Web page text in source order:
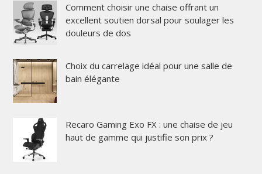
Comment choisir une chaise offrant un
excellent soutien dorsal pour soulager les
douleurs de dos
Choix du carrelage idéal pour une salle de
bain élégante
Recaro Gaming Exo FX : une chaise de jeu
haut de gamme qui justifie son prix ?